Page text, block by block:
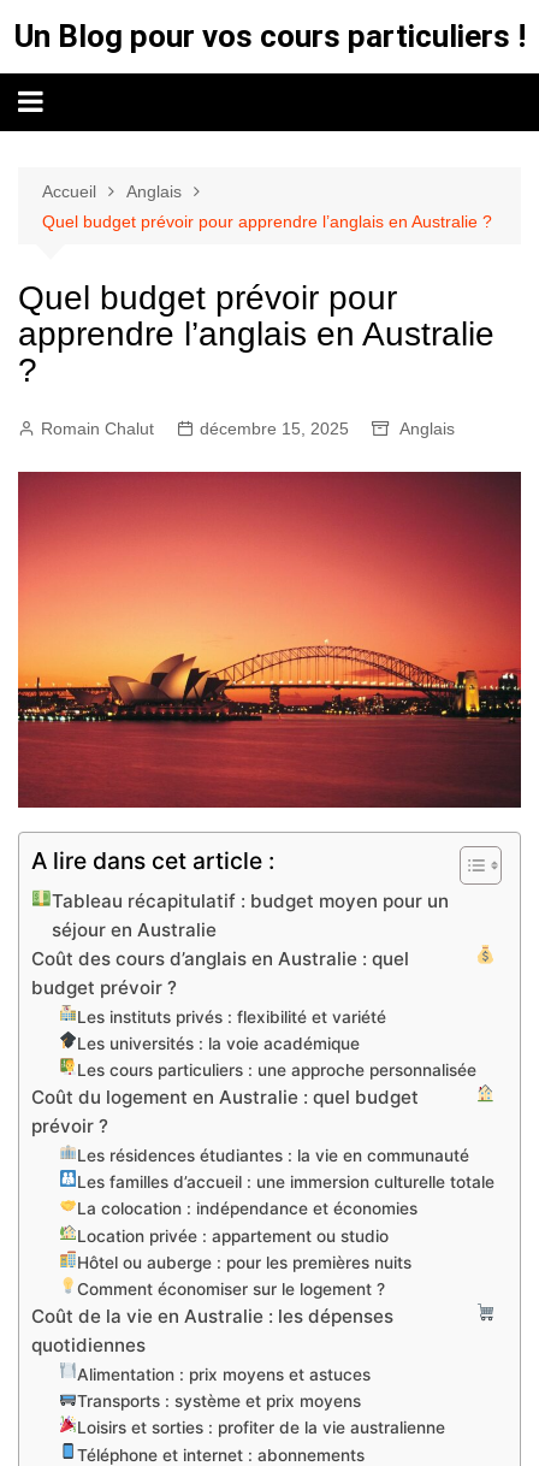
au
contenu
Un Blog pour vos cours particuliers !
Accueil
Anglais
Quel budget prévoir pour apprendre l’anglais en Australie ?
Quel budget prévoir pour
apprendre l’anglais en Australie
?
Romain Chalut décembre 15, 2025 Anglais
A lire dans cet article :
Tableau récapitulatif : budget moyen pour un
séjour en Australie
Coût des cours d’anglais en Australie : quel
budget prévoir ?
Les instituts privés : flexibilité et variété
Les universités : la voie académique
Les cours particuliers : une approche personnalisée
Coût du logement en Australie : quel budget
prévoir ?
Les résidences étudiantes : la vie en communauté
Les familles d’accueil : une immersion culturelle totale
La colocation : indépendance et économies
Location privée : appartement ou studio
Hôtel ou auberge : pour les premières nuits
Comment économiser sur le logement ?
Coût de la vie en Australie : les dépenses
quotidiennes
Alimentation : prix moyens et astuces
Transports : système et prix moyens
Loisirs et sorties : profiter de la vie australienne
Téléphone et internet : abonnements